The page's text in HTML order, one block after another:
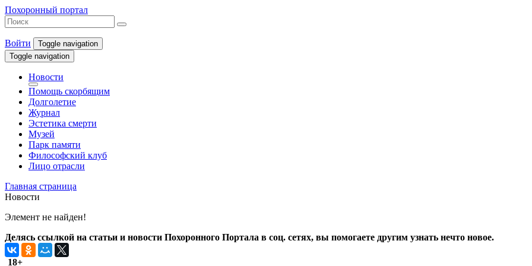
Похоронный портал
Войти
Toggle navigation
Toggle navigation
Новости
Помощь скорбящим
Долголетие
Журнал
Эстетика смерти
Музей
Парк памяти
Философский клуб
Лицо отрасли
Главная страница
Новости
Элемент не найден!
Делясь ссылкой на статьи и новости Похоронного Портала в соц. сетях, вы помогаете другим узнать нечто новое.
18+